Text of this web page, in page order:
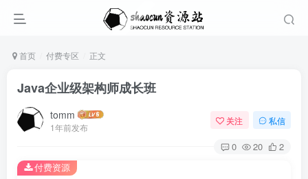
首页 付费专区 正文
Java企业级架构师成长班
tomm
1年前发布
关注 私信
0 20 2
付费资源